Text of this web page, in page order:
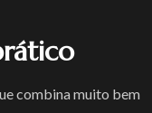
combina muito bem